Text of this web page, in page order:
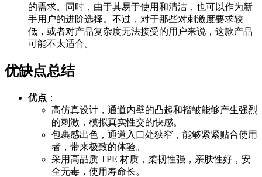
的需求。同时，由于其易于使用和清洁，也可以作为新
手用户的进阶选择。不过，对于那些对刺激度要求较
低，或者对产品复杂度无法接受的用户来说，这款产品
可能不太适合。
优缺点总结
优点 ：
高仿真设计，通道内壁的凸起和褶皱能够产生强烈
的刺激，模拟真实性交的快感。
包裹感出色，通道入口处狭窄，能够紧紧贴合使用
者，带来极致的体验。
采用高品质 TPE 材质，柔韧性强，亲肤性好，安
全无毒，使用寿命长。